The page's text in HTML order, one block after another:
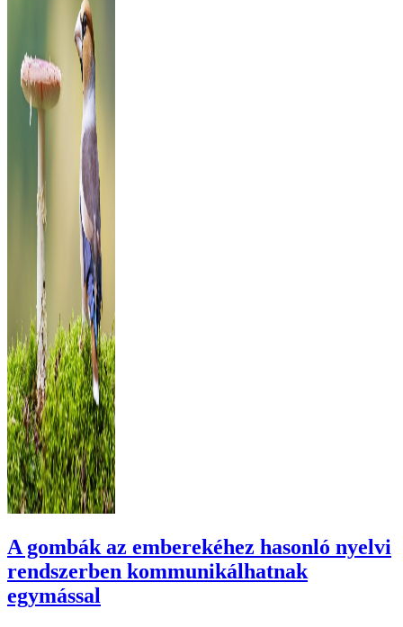
A gombák az emberekéhez hasonló nyelvi
rendszerben kommunikálhatnak
egymással